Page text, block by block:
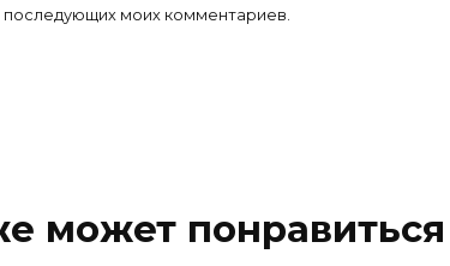
моих комментариев.
может понравиться